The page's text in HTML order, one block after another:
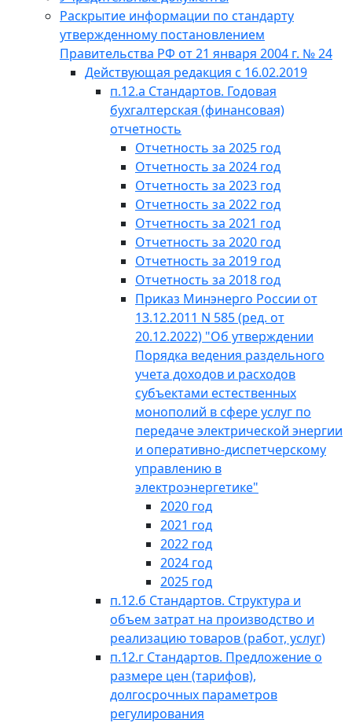
Раскрытие информации по стандарту
утвержденному постановлением
Правительства РФ от 21 января 2004 г. № 24
Действующая редакция с 16.02.2019
п.12.а Стандартов. Годовая
бухгалтерская (финансовая)
отчетность
Отчетность за 2025 год
Отчетность за 2024 год
Отчетность за 2023 год
Отчетность за 2022 год
Отчетность за 2021 год
Отчетность за 2020 год
Отчетность за 2019 год
Отчетность за 2018 год
Приказ Минэнерго России от
13.12.2011 N 585 (ред. от
20.12.2022) "Об утверждении
Порядка ведения раздельного
учета доходов и расходов
субъектами естественных
монополий в сфере услуг по
передаче электрической энергии
и оперативно-диспетчерскому
управлению в
электроэнергетике"
2020 год
2021 год
2022 год
2024 год
2025 год
п.12.б Стандартов. Структура и
объем затрат на производство и
реализацию товаров (работ, услуг)
п.12.г Стандартов. Предложение о
размере цен (тарифов),
долгосрочных параметров
регулирования